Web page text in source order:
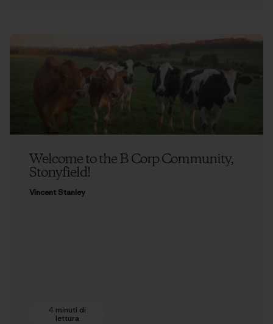
Welcome to the B Corp Community,
Stonyfield!
Vincent Stanley
4 minuti di
lettura